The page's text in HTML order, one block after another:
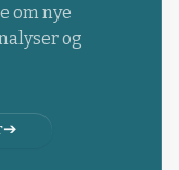
om nye
og